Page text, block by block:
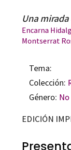
Una
Encarna
Montserrat
Tema:
Colección:
Género:
EDICIÓN